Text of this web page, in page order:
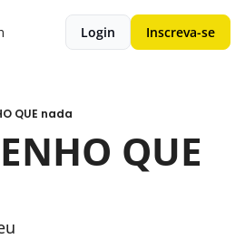
Login Inscreva-se
QUE nada
QUE